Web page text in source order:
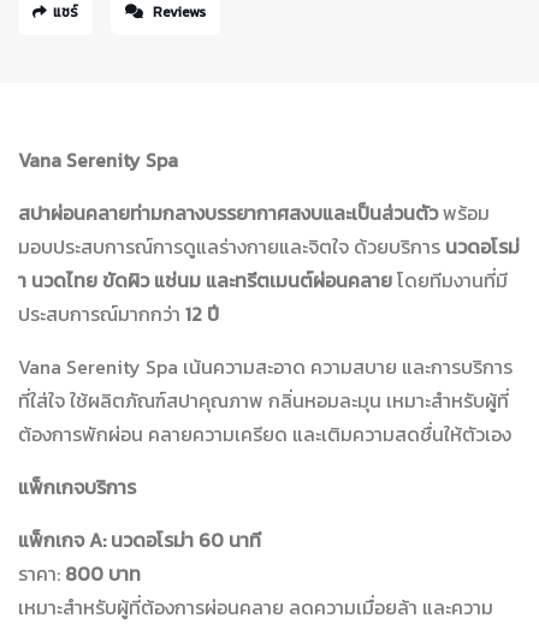
แชร์ Reviews
Vana Serenity Spa
สปาผ่อนคลายท่ามกลางบรรยากาศสงบและเป็นส่วนตัวพร้อม
มอบประสบการณ์การดูแลร่างกายและจิตใจ ด้วยบริการ นวดอโรม่
า นวดไทย ขัดผิว แช่นม และทรีตเมนต์ผ่อนคลายโดยทีมงานที่มี
ประสบการณ์มากกว่า 12 ปี
Vana Serenity Spa เน้นความสะอาด ความสบาย และการบริการ
ที่ใส่ใจ ใช้ผลิตภัณฑ์สปาคุณภาพ กลิ่นหอมละมุน เหมาะสำหรับผู้ที่
ต้องการพักผ่อน คลายความเครียด และเติมความสดชื่นให้ตัวเอง
แพ็กเกจบริการ
แพ็กเกจ A: นวดอโรม่า 60 นาที
ราคา: 800 บาท
เหมาะสำหรับผู้ที่ต้องการผ่อนคลาย ลดความเมื่อยล้า และความ